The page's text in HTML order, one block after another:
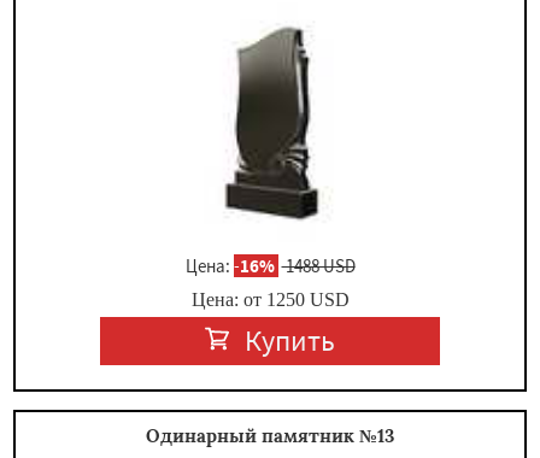
Цена: -16% 1488 USD
Цена: от 1250USD
Купить
Одинарный памятник №13